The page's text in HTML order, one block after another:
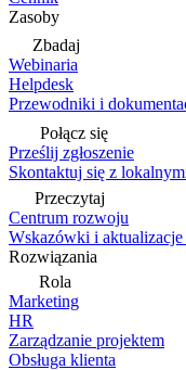
Zasoby
Zbadaj
Webinaria
Helpdesk
Przewodniki i
Połącz się
Prześlij zgłoszenie
Skontaktuj się z
Przeczytaj
Centrum rozwoju
Wskazówki i
Rozwiązania
Rola
Marketing
HR
Zarządzanie projektem
Obsługa klienta